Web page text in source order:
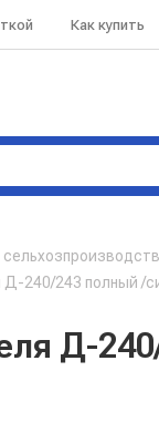
Как купить
Д-240/243 полный /
Д-